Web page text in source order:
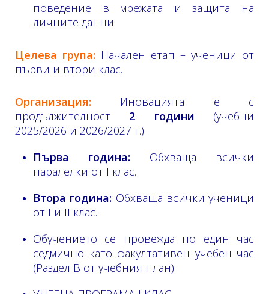
поведение в мрежата и защита на
личните данни.
Целева група: Начален етап – ученици от
първи и втори клас.
Организация: Иновацията е с
продължителност 2 години (учебни
2025/2026 и 2026/2027 г.).
Първа година: Обхваща всички
паралелки от I клас.
Втора година: Обхваща всички ученици
от I и II клас.
Обучението се провежда по един час
седмично като факултативен учебен час
(Раздел В от учебния план).